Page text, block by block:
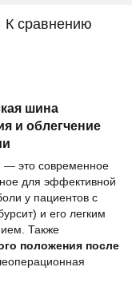
К сравнению
шина
и облегчение
— это современное
для эффективной
у пациентов с
и его легким
Также
положения после